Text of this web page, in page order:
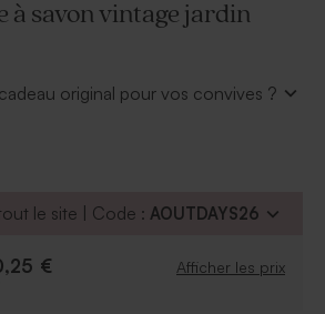
à savon vintage jardin
original pour vos convives ?
pompe à savon vintage
commercialisé séparément du
le site | Code : AOUTDAYS26
€ Afficher les prix